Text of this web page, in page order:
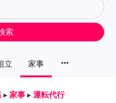
立 家事 more_horiz
索
▸ 家事 ▸ 運転代行